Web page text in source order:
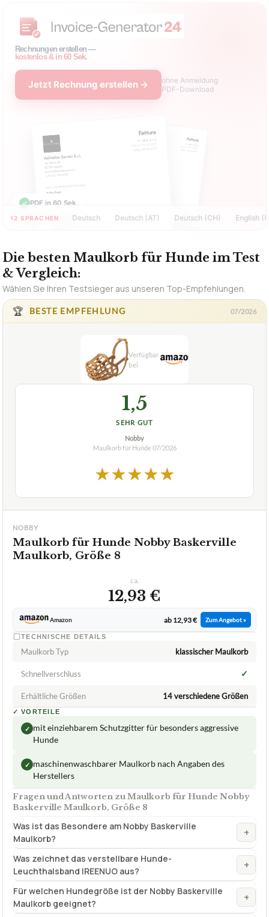
Rechnungen erstellen —
kostenlos & in 60 Sek.
Jetzt Rechnung erstellen →
ohne Anmeldung
PDF-Download
✓ PDF in 60 Sek.
12 SPRACHENDeutsch Deutsch (AT) Deutsch (CH) English (US)
Die besten Maulkorb für Hunde im Test
& Vergleich:
Wählen Sie Ihren Testsieger aus unseren Top-Empfehlungen.
🏆
BESTE EMPFEHLUNG 07/2026
1,5
SEHR GUT
Nobby
Maulkorb für Hunde 07/2026
★★★★★
NOBBY
Maulkorb für Hunde Nobby Baskerville
Maulkorb, Größe 8
ca.
12,93 €
Amazon ab 12,93 € Zum Angebot »
TECHNISCHE DETAILS
Maulkorb Typ klassischer Maulkorb
Schnellverschluss ✓
Erhältliche Größen 14 verschiedene Größen
✓ VORTEILE
✓ mit einziehbarem Schutzgitter für besonders aggressive
Hunde
✓ maschinenwaschbarer Maulkorb nach Angaben des
Herstellers
Fragen und Antworten zu Maulkorb für Hunde Nobby
Baskerville Maulkorb, Größe 8
Was ist das Besondere am Nobby Baskerville
Maulkorb?
+
Was zeichnet das verstellbare Hunde-
Leuchthalsband IREENUO aus?
+
Für welchen Hundegröße ist der Nobby Baskerville
Maulkorb geeignet?
+